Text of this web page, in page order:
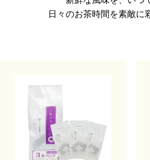
日々のお茶時間を素敵に